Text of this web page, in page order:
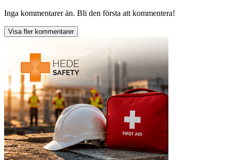
Inga kommentarer än. Bli den första att kommentera!
Visa fler kommentarer